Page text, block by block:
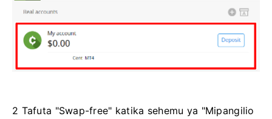
2 Tafuta "Swap-free" katika sehemu ya "Mipangilio